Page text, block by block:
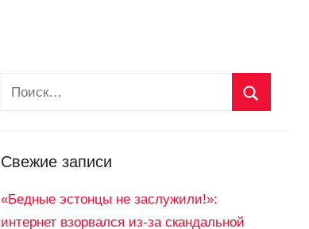
Свежие записи
«Бедные эстонцы не заслужили!»:
интернет взорвался из-за скандальной